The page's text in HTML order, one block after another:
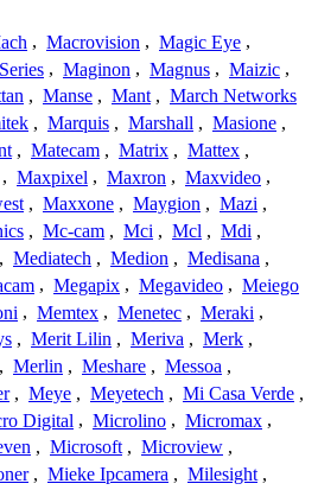
, Macrovision , Magic Eye ,
, Maginon , Magnus , Maizic ,
, Manse , Mant , March Networks
, Marquis , Marshall , Masione ,
, Matecam , Matrix , Mattex ,
, Maxpixel , Maxron , Maxvideo ,
, Maxxone , Maygion , Mazi ,
, Mc-cam , Mci , Mcl , Mdi ,
, Mediatech , Medion , Medisana ,
, Megapix , Megavideo , Meiego
, Memtex , Menetec , Meraki ,
, Merit Lilin , Meriva , Merk ,
, Merlin , Meshare , Messoa ,
, Meye , Meyetech , Mi Casa Verde ,
Digital , Microlino , Micromax ,
, Microsoft , Microview ,
, Mieke Ipcamera , Milesight ,